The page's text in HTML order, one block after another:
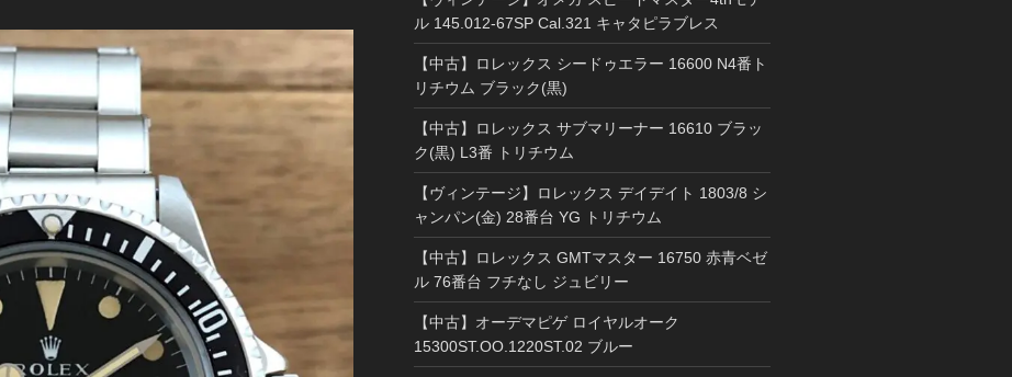
ル 145.012-67SP Cal.321 キャタピラブレス
【中古】ロレックス シードゥエラー 16600 N4番ト
リチウム ブラック(黒)
【中古】ロレックス サブマリーナー 16610 ブラッ
ク(黒) L3番 トリチウム
【ヴィンテージ】ロレックス デイデイト 1803/8 シ
ャンパン(金) 28番台 YG トリチウム
【中古】ロレックス GMTマスター 16750 赤青ベゼ
ル 76番台 フチなし ジュビリー
【中古】オーデマピゲ ロイヤルオーク
15300ST.OO.1220ST.02 ブルー